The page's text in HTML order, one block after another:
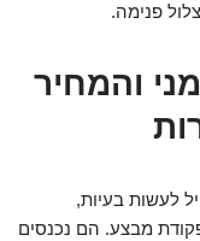
פנימה.
והמחיר
לעשות בעיות,
מבצע. הם נכנסים